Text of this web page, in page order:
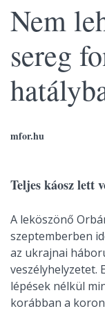
Nem
sereg
mfor.hu
Teljes káosz lett
A leköszönő
szeptemberben
az ukrajnai
veszélyhelyzetet.
lépések nélkül
korábban a